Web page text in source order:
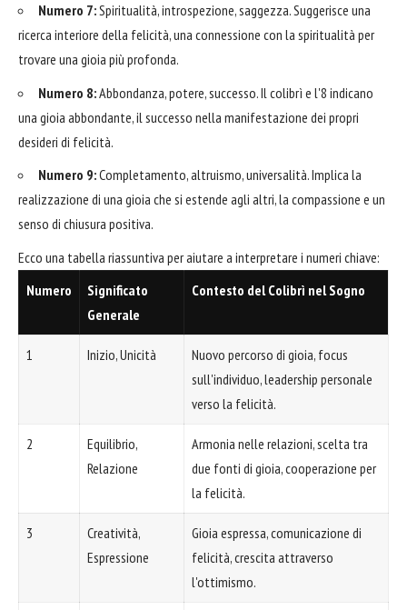
Numero 7:Spiritualità, introspezione, saggezza. Suggerisce una
ricerca interiore della felicità, una connessione con la spiritualità per
trovare una gioia più profonda.
Numero 8:Abbondanza, potere, successo. Il colibrì e l'8 indicano
una gioia abbondante, il successo nella manifestazione dei propri
desideri di felicità.
Numero 9:Completamento, altruismo, universalità. Implica la
realizzazione di una gioia che si estende agli altri, la compassione e un
senso di chiusura positiva.
Ecco una tabella riassuntiva per aiutare a interpretare i numeri chiave:
Numero
Significato
Generale
Contesto del Colibrì nel Sogno
1 Inizio, Unicità
Nuovo percorso di gioia, focus
sull'individuo, leadership personale
verso la felicità.
2
Equilibrio,
Relazione
Armonia nelle relazioni, scelta tra
due fonti di gioia, cooperazione per
la felicità.
3
Creatività,
Espressione
Gioia espressa, comunicazione di
felicità, crescita attraverso
l'ottimismo.